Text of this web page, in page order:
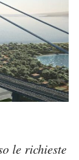
le richieste